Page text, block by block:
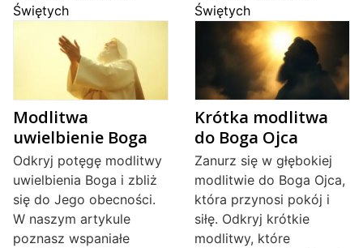
Świętych
Modlitwa
uwielbienie Boga
Odkryj potęgę modlitwy
uwielbienia Boga i zbliż
się do Jego obecności.
W naszym artykule
poznasz wspaniałe
Świętych
Krótka modlitwa
do Boga Ojca
Zanurz się w głębokiej
modlitwie do Boga Ojca,
która przynosi pokój i
siłę. Odkryj krótkie
modlitwy, które